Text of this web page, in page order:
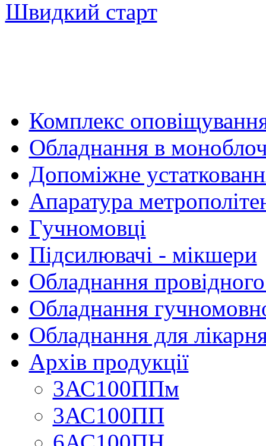
Швидкий старт
Комплекс
Обладнання в
Допоміжне
Апаратура
Гучномовці
Підсилювачі - мікшери
Обладнання провідного
Обладнання
Обладнання для
Архів продукції
3АС100ППм
3АС100ПП